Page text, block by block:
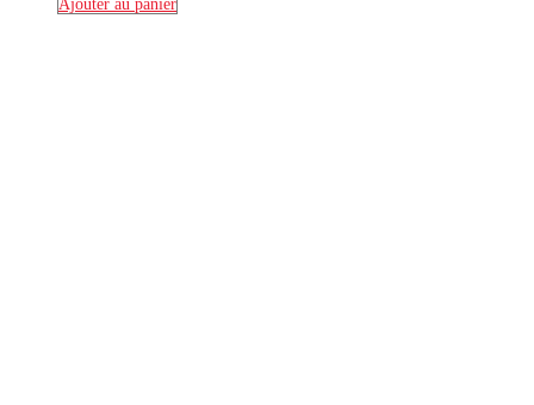
Ajouter au panier